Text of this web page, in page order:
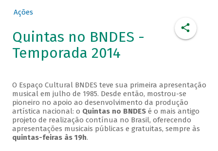
Ações
Quintas no BNDES -
Temporada 2014
O Espaço Cultural BNDES teve sua primeira apresentação
musical em julho de 1985. Desde então, mostrou-se
pioneiro no apoio ao desenvolvimento da produção
artística nacional: o Quintas no BNDESé o mais antigo
projeto de realização contínua no Brasil, oferecendo
apresentações musicais públicas e gratuitas, sempre às
quintas-feiras às 19h.